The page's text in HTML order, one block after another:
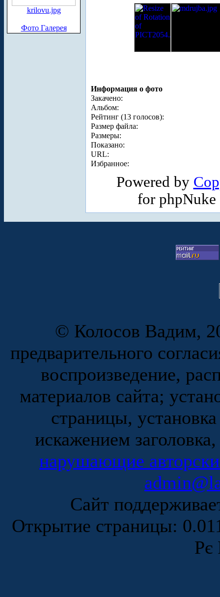
krilovu.jpg
Фото Галерея
Информация о фото
Закачено:
Альбом:
Рейтинг (13 голосов):
Размер файла:
Размеры:
Показано:
URL:
Избранное:
Powered by
for
© Колосов Вадим,
предварительного
воспроизведение,
материалов сайта;
страницы,
искажением
нарушающие
Сайт
Открытие страницы:
Рє